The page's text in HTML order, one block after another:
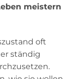
meistern
oft
ständig